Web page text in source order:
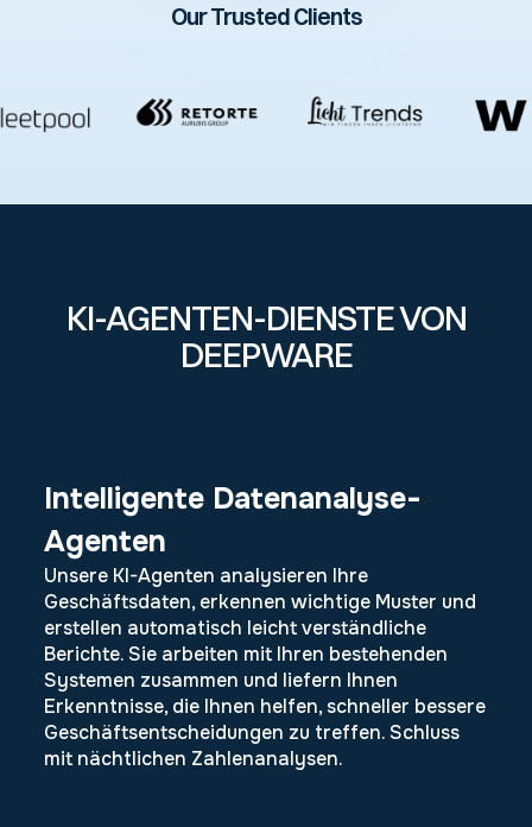
Our Trusted Clients
KI-AGENTEN-DIENSTE VON
DEEPWARE
Intelligente Datenanalyse-
Agenten
Unsere KI-Agenten analysieren Ihre
Geschäftsdaten, erkennen wichtige Muster und
erstellen automatisch leicht verständliche
Berichte. Sie arbeiten mit Ihren bestehenden
Systemen zusammen und liefern Ihnen
Erkenntnisse, die Ihnen helfen, schneller bessere
Geschäftsentscheidungen zu treffen. Schluss
mit nächtlichen Zahlenanalysen.